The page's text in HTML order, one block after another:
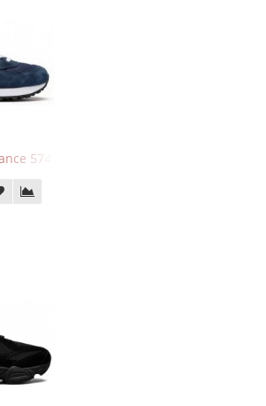
574 Classic Blue Grey